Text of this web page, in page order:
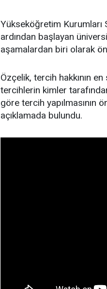
Yükseköğretim Kurumları
ardından başlayan
aşamalardan biri olarak
Özçelik, tercih hakkının en
tercihlerin kimler
göre tercih yapılmasının
açıklamada bulundu.